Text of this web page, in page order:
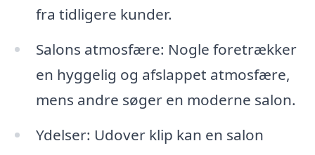
fra tidligere kunder.
Salons atmosfære: Nogle foretrækker
en hyggelig og afslappet atmosfære,
mens andre søger en moderne salon.
Ydelser: Udover klip kan en salon